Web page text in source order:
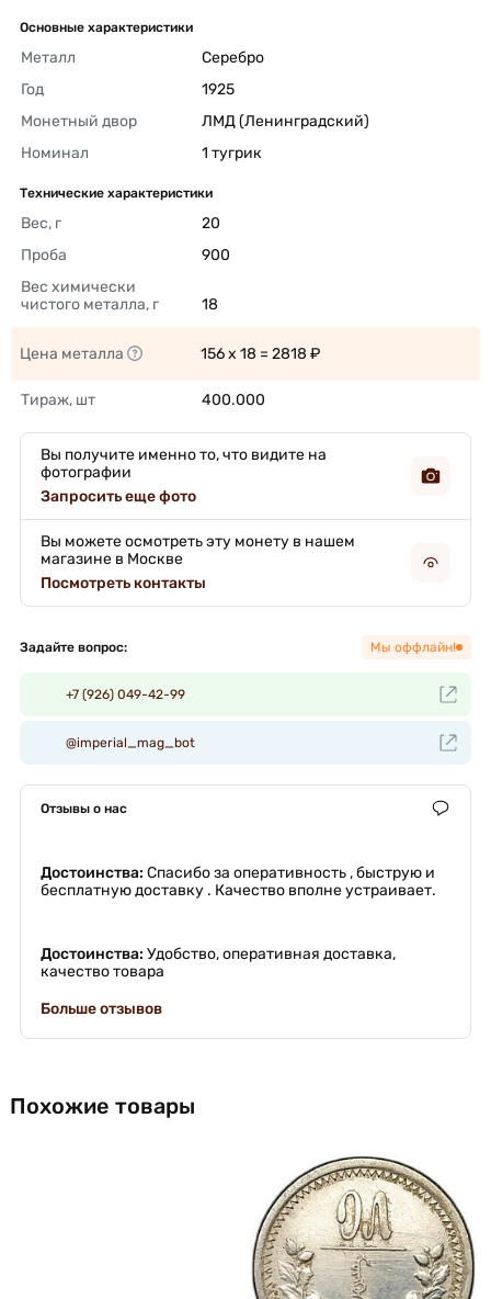
Основные характеристики
Металл
Серебро
Год
1925
Монетный двор
ЛМД (Ленинградский)
Номинал
1 тугрик
Технические характеристики
Вес, г
20
Проба
900
Вес химически
чистого металла, г
18
Цена металла 156 x 18 = 2818 ₽
Тираж, шт 400.000
Вы получите именно то, что видите на
фотографии
Запросить еще фото
Вы можете осмотреть эту монету в нашем
магазине в Москве
Посмотреть контакты
Задайте вопрос: Мы оффлайн!
+7 (926) 049-42-99
@imperial_mag_bot
Отзывы о нас
Достоинства: Спасибо за оперативность , быструю и
бесплатную доставку . Качество вполне устраивает.
Достоинства: Удобство, оперативная доставка,
качество товара
Больше отзывов
Похожие товары